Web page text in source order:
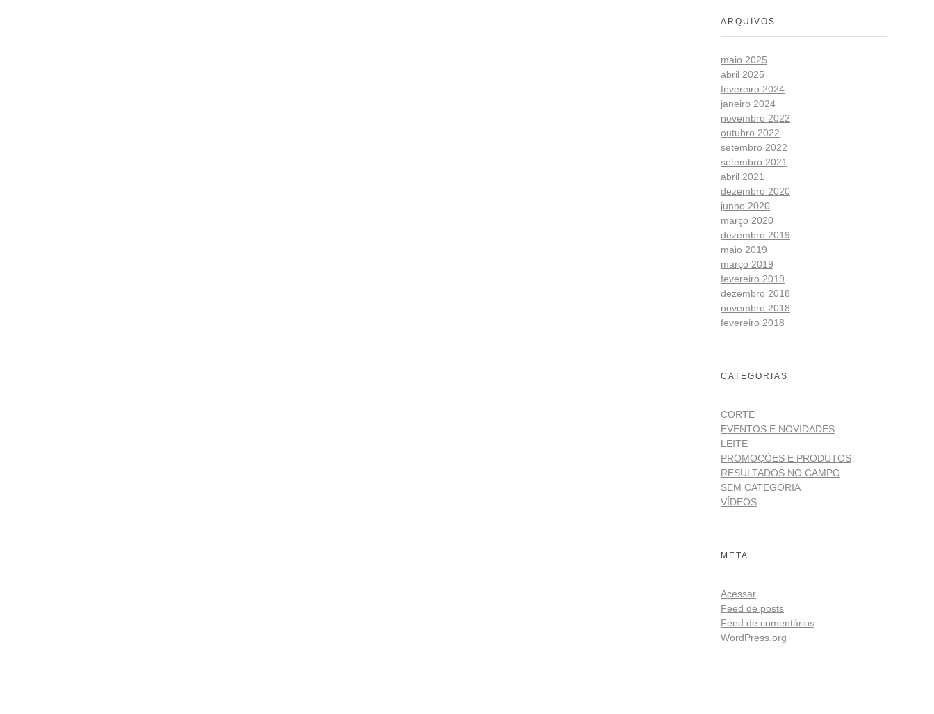
ARQUIVOS
maio 2025
abril 2025
fevereiro 2024
janeiro 2024
novembro 2022
outubro 2022
setembro 2022
setembro 2021
abril 2021
dezembro 2020
junho 2020
março 2020
dezembro 2019
maio 2019
março 2019
fevereiro 2019
dezembro 2018
novembro 2018
fevereiro 2018
CATEGORIAS
CORTE
EVENTOS E NOVIDADES
LEITE
PROMOÇÕES E PRODUTOS
RESULTADOS NO CAMPO
SEM CATEGORIA
VÍDEOS
META
Acessar
Feed de posts
Feed de comentários
WordPress.org